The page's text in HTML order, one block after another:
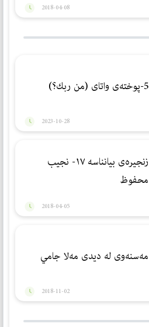
2018-04-08
5-پوختەی واتای (من ربك؟)
2023-10-28
زنجیرەی بیانناسە ١٧- نجیب
محفوظ
2018-04-05
مه‌سنه‌وی له‌ دیدی مه‌لا جامي
2018-11-02